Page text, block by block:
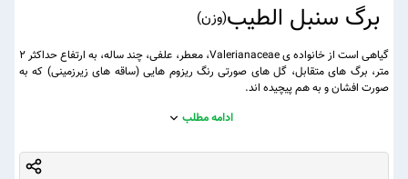
برگ سنبل الطیب(وزن)
گیاهی است از خانواده ی Valerianaceae، معطر، علفی، چند ساله، به ارتفاع حداکثر ۲
متر، برگ های متقابل، گل های صورتی رنگ ریزوم هایی (ساقه های زیرزمینی) که به
صورت افشان و به هم پیچیده اند.
ادامه مطلب